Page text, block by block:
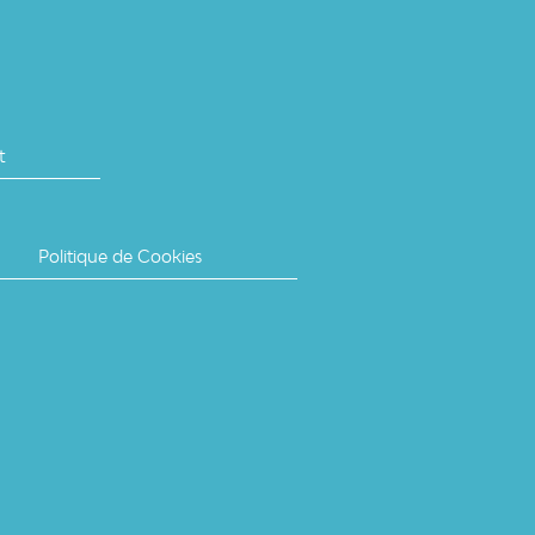
Politique de Cookies